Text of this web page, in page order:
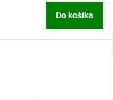
Do košíka